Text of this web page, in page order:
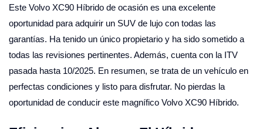
Este Volvo XC90 Híbrido de ocasión es una excelente
oportunidad para adquirir un SUV de lujo con todas las
garantías. Ha tenido un único propietario y ha sido sometido a
todas las revisiones pertinentes. Además, cuenta con la ITV
pasada hasta 10/2025. En resumen, se trata de un vehículo en
perfectas condiciones y listo para disfrutar. No pierdas la
oportunidad de conducir este magnífico Volvo XC90 Híbrido.